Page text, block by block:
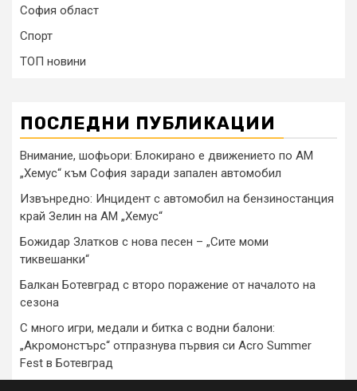
София област
Спорт
ТОП новини
ПОСЛЕДНИ ПУБЛИКАЦИИ
Внимание, шофьори: Блокирано е движението по АМ
„Хемус“ към София заради запален автомобил
Извънредно: Инцидент с автомобил на бензиностанция
край Зелин на АМ „Хемус“
Божидар Златков с нова песен – „Сите моми
тиквешанки“
Балкан Ботевград с второ поражение от началото на
сезона
С много игри, медали и битка с водни балони:
„Акромонстърс“ отпразнува първия си Acro Summer
Fest в Ботевград